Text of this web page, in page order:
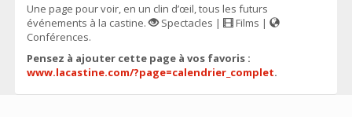
Une page pour voir, en un clin d’œil, tous les futurs
événements à la castine.
Spectacles |
Films |
Conférences.
Pensez à ajouter cette page à vos favoris :
www.lacastine.com/?page=calendrier_complet.